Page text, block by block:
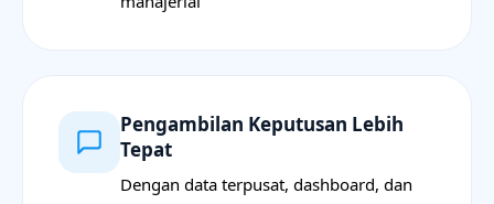
Pengambilan Keputusan Lebih
Tepat
Dengan data terpusat, dashboard, dan